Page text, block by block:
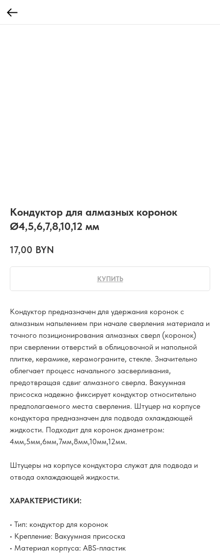
Кондуктор для алмазных коронок
Ø4,5,6,7,8,10,12 мм
17,00 BYN
КУПИТЬ
Кондуктор предназначен для удержания коронок с
алмазным напылением при начале сверления материала и
точного позиционирования алмазных сверл (коронок)
при сверлении отверстий в облицовочной и напольной
плитке, керамике, керамограните, стекле. Значительно
облегчает процесс начального засверливания,
предотвращая сдвиг алмазного сверла. Вакуумная
присоска надежно фиксирует кондуктор относительно
предполагаемого места сверления. Штуцер на корпусе
кондуктора предназначен для подвода охлаждающей
жидкости. Подходит для коронок диаметром:
4мм,5мм,6мм,7мм,8мм,10мм,12мм.
Штуцеры на корпусе кондуктора служат для подвода и
отвода охлаждающей жидкости.
ХАРАКТЕРИСТИКИ:
• Тип: кондуктор для коронок
• Крепление: Вакуумная присоска
• Материал корпуса: ABS-пластик